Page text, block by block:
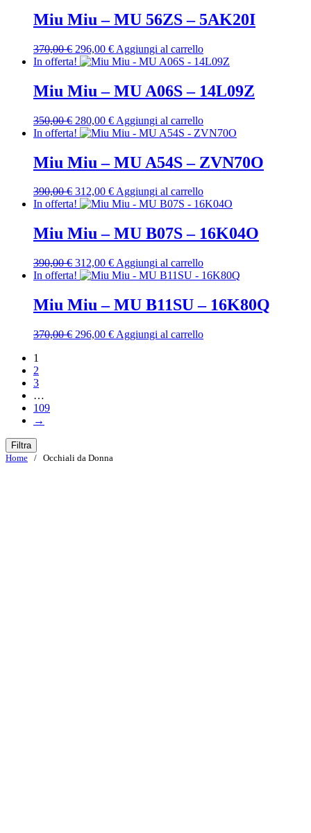
era:
350,00 €.
è:
280,00 €.
Miu Miu – MU 56ZS – 5AK20I
370,00€ Il
prezzo
era:
370,00 €.
296,00 €Il
prezzo
è:
296,00 €.
Aggiungi al carrello
In offerta!
Miu Miu – MU A06S – 14L09Z
350,00€ Il
prezzo
era:
350,00 €.
280,00 €Il
prezzo
è:
280,00 €.
Aggiungi al carrello
In offerta!
Miu Miu – MU A54S – ZVN70O
390,00€ Il
prezzo
era:
390,00 €.
312,00 €Il
prezzo
è:
312,00 €.
Aggiungi al carrello
In offerta!
Miu Miu – MU B07S – 16K04O
390,00€ Il
prezzo
era:
390,00 €.
312,00 €Il
prezzo
è:
312,00 €.
Aggiungi al carrello
In offerta!
Miu Miu – MU B11SU – 16K80Q
370,00€ Il
296,00 €IlAggiungi al carrello
1
2
3
…
109
→
Filtra
Home / Occhiali da Donna